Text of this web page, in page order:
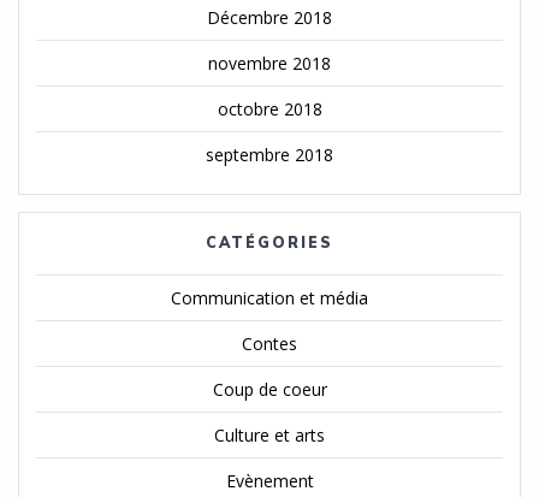
Décembre 2018
novembre 2018
octobre 2018
septembre 2018
CATÉGORIES
Communication et média
Contes
Coup de coeur
Culture et arts
Evènement